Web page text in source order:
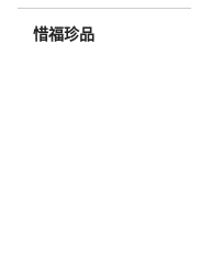
惜福珍品